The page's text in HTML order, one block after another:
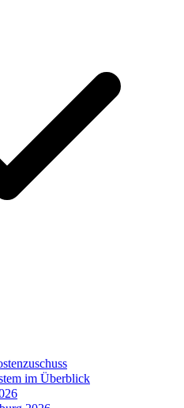
im Überblick